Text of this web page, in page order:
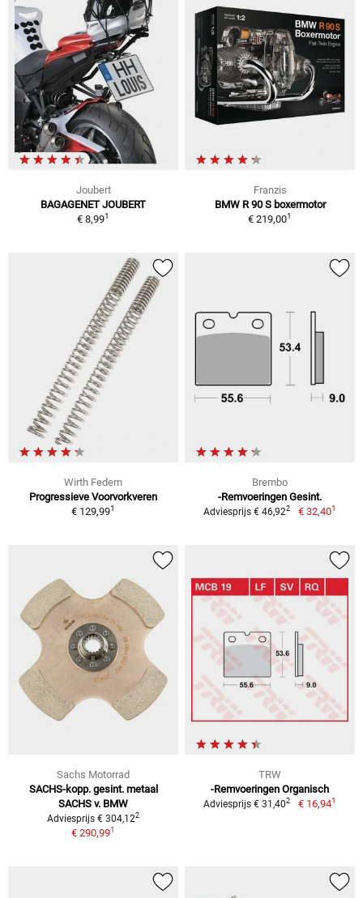
Joubert
BAGAGENET JOUBERT
€ 8,991
Franzis
BMW R 90 S boxermotor
€ 219,001
Wirth Federn
Progressieve Voorvorkveren
€ 129,991
Brembo
-Remvoeringen Gesint.
Adviesprijs € 46,922 € 32,401
Sachs Motorrad
SACHS-kopp. gesint. metaal
SACHS v. BMW
Adviesprijs € 304,122
€ 290,991
TRW
-Remvoeringen Organisch
Adviesprijs € 31,402 € 16,941